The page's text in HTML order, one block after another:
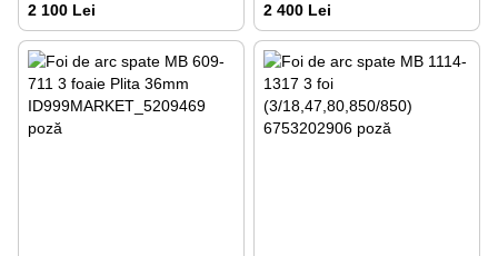
2 100 Lei 2 400 Lei